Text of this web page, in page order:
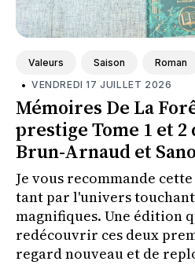
Valeurs Saison Roman
• VENDREDI 17 JUILLET 2026
Mémoires De La
prestige Tome 1 et
Brun-Arnaud et
Je vous recommande
tant par l'univers
magnifiques. Une édition
redécouvrir ces deux
regard nouveau et de